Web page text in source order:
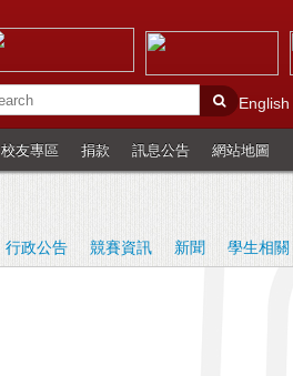
English
校友專區 捐款 訊息公告 網站地圖
行政公告 競賽資訊 新聞 學生相關